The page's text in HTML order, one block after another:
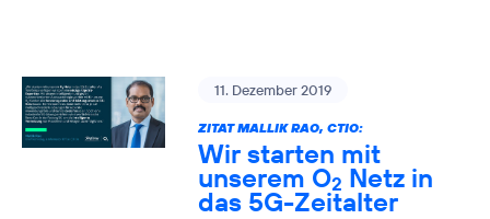
11. Dezember 2019
ZITAT MALLIK RAO, CTIO:
Wir starten mit
unserem O2 Netz in
das 5G-Zeitalter